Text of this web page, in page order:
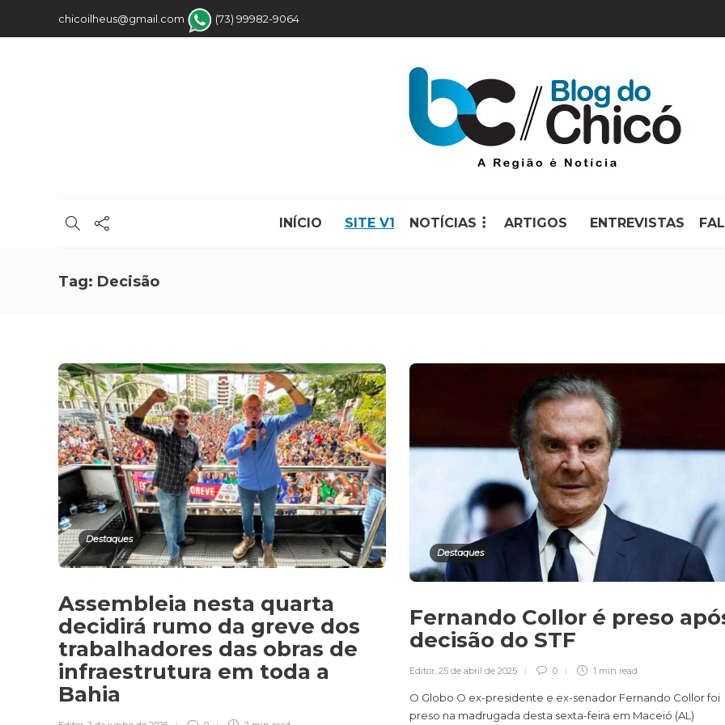
chicoilheus@gmail.com (73) 99982-9064
INÍCIO SITE V1 NOTÍCIAS ARTIGOS ENTREVISTAS
Tag: Decisão
Destaques
Assembleia nesta quarta
decidirá rumo da greve dos
trabalhadores das obras de
infraestrutura em toda a
Bahia
Destaques
Fernando Collor é preso
decisão do STF
Editor 25 de abril de 2025 0 1 min read
O Globo O ex-presidente e ex-senador Fernando Collor foi
preso na madrugada desta sexta-feira em Maceió (AL)